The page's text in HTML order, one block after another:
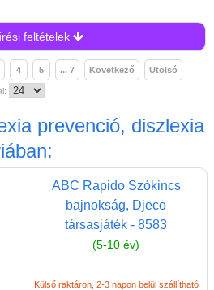
feltételek
4 5 ... 7 Következő Utolsó
prevenció, diszlexia
ABC Rapido Szókincs
bajnokság, Djeco
társasjáték - 8583
(5-10 év)
Külső raktáron, 2-3 napon belül szállítható
Építőjáték
Foglalkoztató füzet
Fajátékok
Játék hangszer
Futóbiciklik, rollerek
Gyerekszoba
Intelligens gyurma
Iskolaszerek